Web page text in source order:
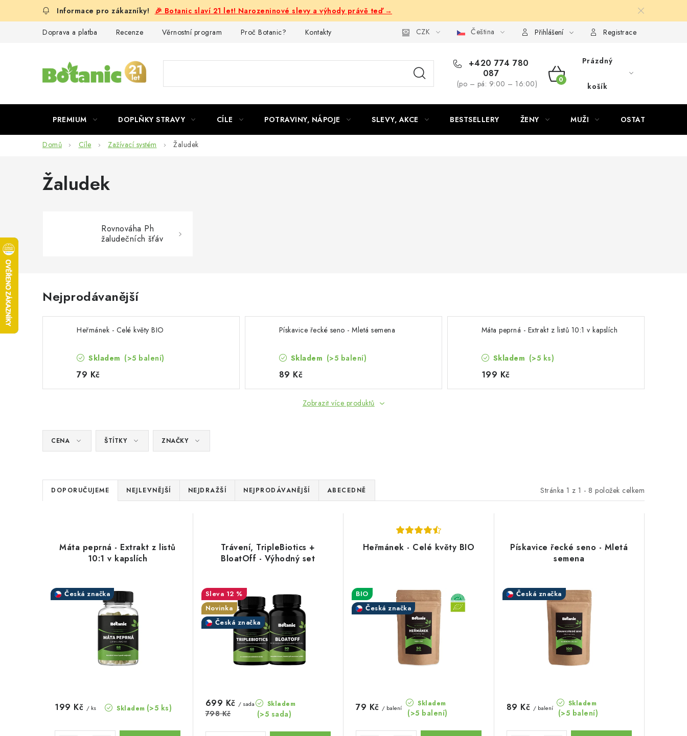
🎉 Botanic slaví 21 let! Narozeninové slevy a výhody právě teď →
Doprava a platba Recenze Věrnostní program Proč Botanic? Kontakty CZK Čeština Přihlášení Registrace
+420 774 780
087
(po – pá: 9:00 – 16:00)
NÁKUPNÍ
Prázdný
košík
PREMIUM DOPLŇKY STRAVY CÍLE POTRAVINY, NÁPOJE SLEVY, AKCE BESTSELLERY ŽENY MUŽI OSTATNÍ
Domů Cíle Zažívací systém Žaludek
Žaludek
Rovnováha Ph
žaludečních šťáv
Nejprodávanější
Heřmánek - Celé květy BIO
Skladem (>5 balení)
79 Kč
Pískavice řecké seno - Mletá semena
Skladem (>5 balení)
89 Kč
Máta peprná - Extrakt z listů 10:1 v kapslích
Skladem (>5 ks)
199 Kč
Zobrazit více produktů
CENA ŠTÍTKY ZNAČKY
Stránka 1 z 1 - 8 položek celkem
Ř
a
p
DOPORUČUJEME NEJLEVNĚJŠÍ NEJDRAŽŠÍ NEJPRODÁVANĚJŠÍ ABECEDNĚ
Máta peprná - Extrakt z listů
10:1 v kapslích
Česká značka
Skladem (>5 ks)
199 Kč / ks
Trávení, TripleBiotics +
BloatOff - Výhodný set
12 %
Novinka
Česká značka
Skladem
(>5 sada)
699 Kč / sada
798 Kč
Heřmánek - Celé květy BIO
BIO
Česká značka
Skladem
(>5 balení)
79 Kč / balení
Pískavice řecké seno - Mletá
semena
Česká značka
Skladem
(>5 balení)
89 Kč / balení